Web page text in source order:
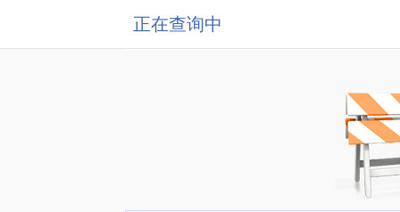
正在查询中